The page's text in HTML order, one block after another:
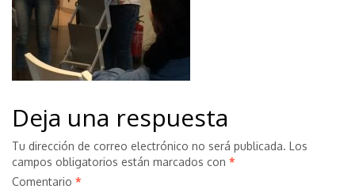
Deja una respuesta
Tu dirección de correo electrónico no será publicada. Los
campos obligatorios están marcados con *
Comentario *